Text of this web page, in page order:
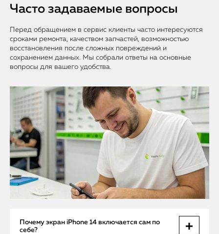
Часто задаваемые вопросы
Перед обращением в сервис клиенты часто интересуются
сроками ремонта, качеством запчастей, возможностью
восстановления после сложных повреждений и
сохранением данных. Мы собрали ответы на основные
вопросы для вашего удобства.
Почему экран iPhone 14 включается сам по
себе?